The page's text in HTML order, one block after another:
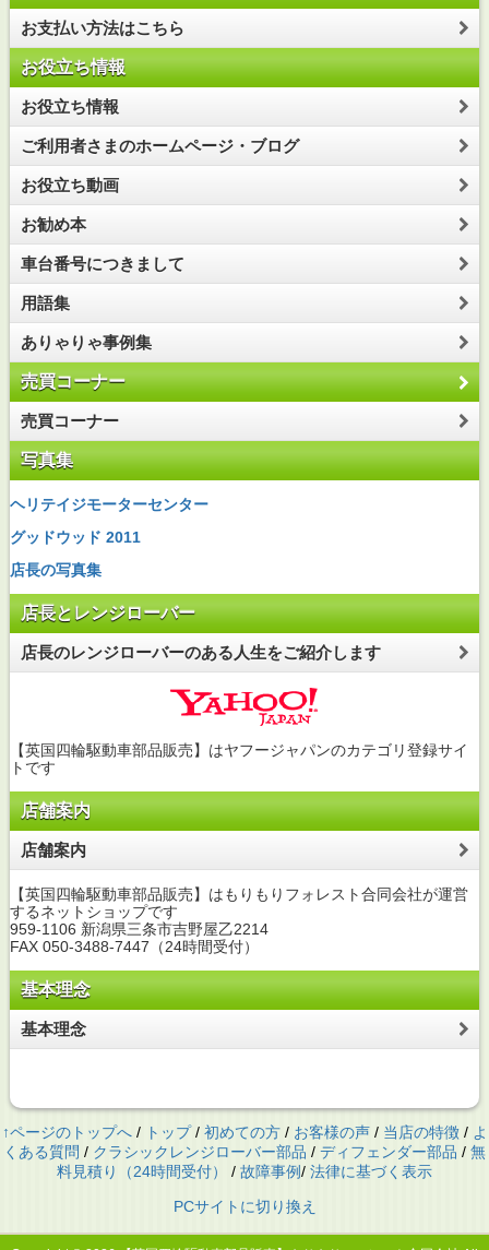
お支払い方法はこちら
お役立ち情報
お役立ち情報
ご利用者さまのホームページ・ブログ
お役立ち動画
お勧め本
車台番号につきまして
用語集
ありゃりゃ事例集
売買コーナー
売買コーナー
写真集
ヘリテイジモーターセンター
グッドウッド 2011
店長の写真集
店長とレンジローバー
店長のレンジローバーのある人生をご紹介します
【英国四輪駆動車部品販売】はヤフージャパンのカテゴリ登録サイ
トです
店舗案内
店舗案内
【英国四輪駆動車部品販売】はもりもりフォレスト合同会社が運営
するネットショップです
959-1106 新潟県三条市吉野屋乙2214
FAX 050-3488-7447（24時間受付）
基本理念
基本理念
↑ページのトップへ/ トップ/ 初めての方/ お客様の声/ 当店の特徴/ よ
くある質問 / クラシックレンジローバー部品 / ディフェンダー部品 / 無
料見積り（24時間受付）
/ 故障事例/ 法律に基づく表示
PCサイトに切り換え